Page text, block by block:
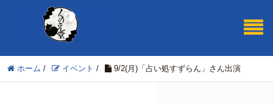
ホーム / イベント / 9/2(月)「占い処すずらん」さん出演